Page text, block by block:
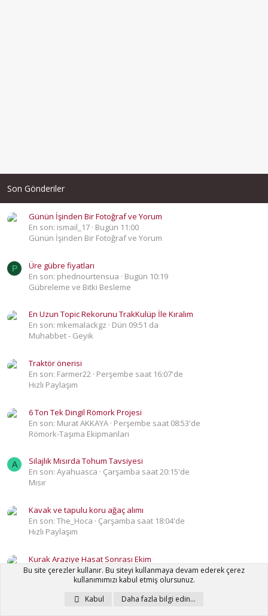
Son Gönderiler
Günün İşinden Bir Fotoğraf ve Yorum
En son: ismail_17 Bugün 11:00
Günün İşinden Bir Fotoğraf ve Yorum
P
Üre gübre fiyatları
En son: phednourtensua
Bugün 10:19
Gübreleme ve Bitki Besleme
En Uzun Topic Rekorunu TrakKulüp İle Kıralım
En son: mkemalackgz
Dün 09:51 da
Muhabbet - Geyik
Traktör önerisi
En son: Farmer22 Perşembe saat 16:07'de
Hızlı Paylaşım
6 Ton Tek Dingil Römork Projesi
En son: Murat AKKAYA Perşembe saat 08:53'de
Römork-Taşıma Ekipmanları
A
Silajlık Mısırda Tohum Tavsiyesi
En son: Ayahuasca
Çarşamba saat 20:15'de
Mısır
Kavak ve tapulu koru ağaç alımı
En son: The_Hoca
Çarşamba saat 18:04'de
Hızlı Paylaşım
Kurak Araziye Hasat Sonrası Ekim
En son: Uzunyayla Rençberi Çarşamba saat 00:57'de
Bu site çerezler kullanır. Bu siteyi kullanmaya devam ederek çerez
kullanımımızı kabul etmiş olursunuz.
Kabul
Daha fazla bilgi edin…